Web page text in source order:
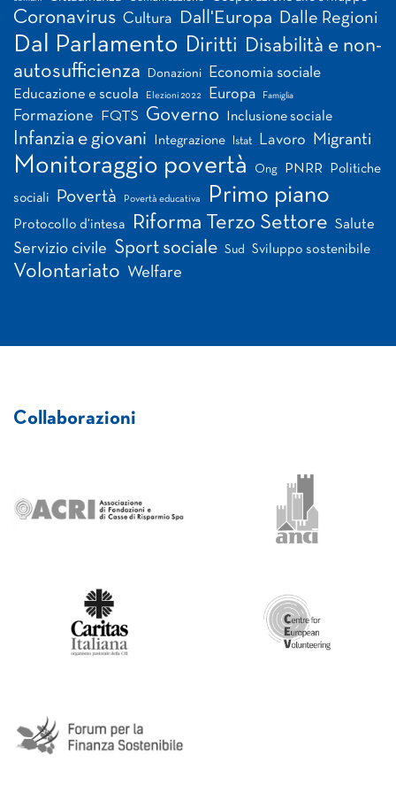
Coronavirus Cultura Dall'Europa Dalle Regioni
Dal Parlamento Diritti Disabilità e non-
autosufficienza
Donazioni Economia sociale
Educazione e scuola Elezioni 2022 Europa Famiglia
Formazione FQTS Governo Inclusione sociale
Infanzia e giovani Integrazione Istat Lavoro Migranti
Monitoraggio povertà Ong PNRR Politiche
sociali Povertà Povertà educativa Primo piano
Protocollo d'intesa Riforma Terzo Settore Salute
Servizio civile Sport sociale Sud Sviluppo sostenibile
Volontariato Welfare
Collaborazioni